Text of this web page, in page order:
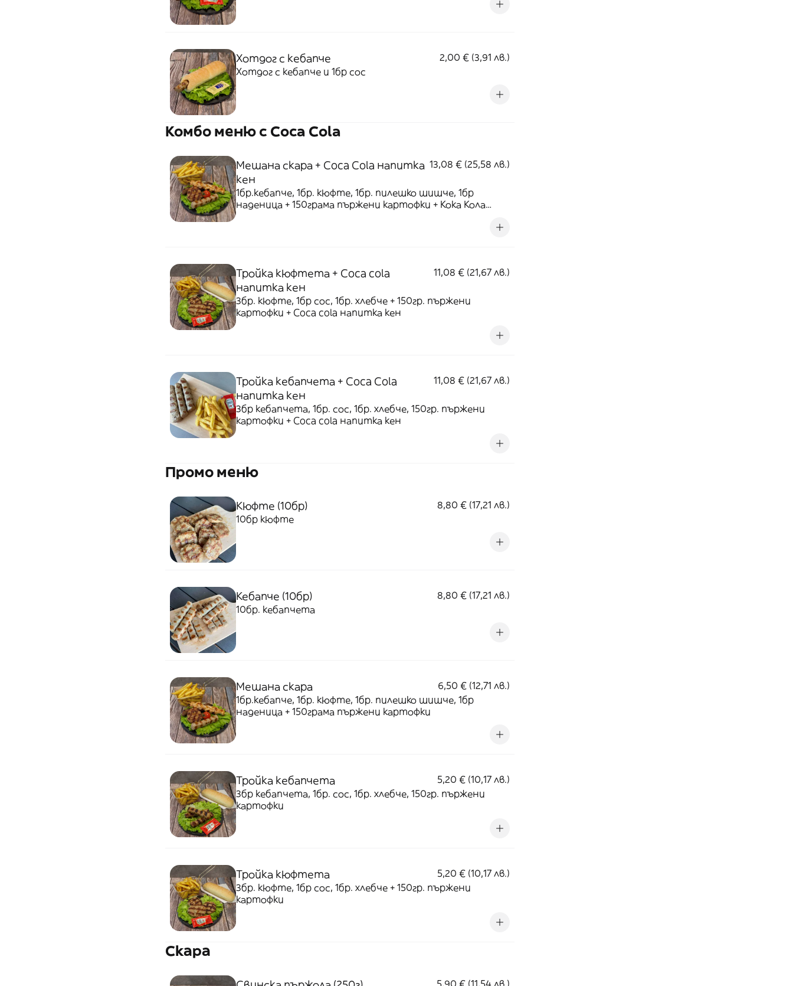
Хотдог с кебапче
2,00 € (3,91 лв.)
Хотдог с кебапче и 1бр сос
Комбо меню с Coca Cola
Мешана скара + Coca Cola напитка
кен
13,08 € (25,58 лв.)
1бр.кебапче, 1бр. кюфте, 1бр. пилешко шишче, 1бр
наденица + 150грама пържени картофки + Кока Кола
Тройка кюфтета + Coca cola
напитка кен
11,08 € (21,67 лв.)
3бр. кюфте, 1бр сос, 1бр. хлебче + 150гр. пържени
картофки + Coca cola напитка кен
Тройка кебапчета + Coca Cola
напитка кен
11,08 € (21,67 лв.)
3бр кебапчета, 1бр. сос, 1бр. хлебче, 150гр. пържени
картофки + Coca cola напитка кен
Промо меню
Кюфте (10бр)
8,80 € (17,21 лв.)
10бр кюфте
Кебапче (10бр)
8,80 € (17,21 лв.)
10бр. кебапчета
Мешана скара
6,50 € (12,71 лв.)
1бр.кебапче, 1бр. кюфте, 1бр. пилешко шишче, 1бр
наденица + 150грама пържени картофки
Тройка кебапчета
5,20 € (10,17 лв.)
3бр кебапчета, 1бр. сос, 1бр. хлебче, 150гр. пържени
картофки
Тройка кюфтета
5,20 € (10,17 лв.)
3бр. кюфте, 1бр сос, 1бр. хлебче + 150гр. пържени
картофки
Скара